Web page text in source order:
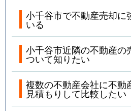
小千谷市で不動産売却に
いる
小千谷市近隣の不動産の
ついて知りたい
複数の不動産会社に不動
見積もりして比較したい